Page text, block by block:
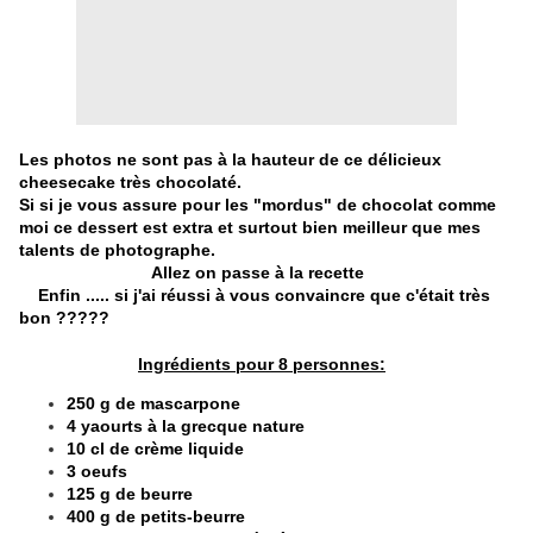
Les photos ne sont pas à la hauteur de ce délicieux
cheesecake très chocolaté.
Si si je vous assure pour les "mordus" de chocolat comme
moi ce dessert est extra et surtout bien meilleur que mes
talents de photographe.
Allez on passe à la recette
Enfin ..... si j'ai réussi à vous convaincre que c'était très
bon ?????
Ingrédients pour 8 personnes:
250 g de mascarpone
4 yaourts à la grecque nature
10 cl de crème liquide
3 oeufs
125 g de beurre
400 g de petits-beurre